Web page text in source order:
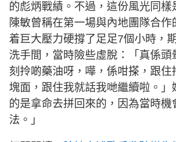
的彪炳戰績。不過，這份風光同樣
陳敏曾稱在第一場與內地團隊合作
着巨大壓力硬撐了足足7個小時，
洗手間，當時險些虛脫：「真係頭
刻拎啲藥油呀，嘩，係咁搽，跟住
塊面，跟住我就話我哋繼續啦。」
的是拿命去拼回來的，因為當時
法。」